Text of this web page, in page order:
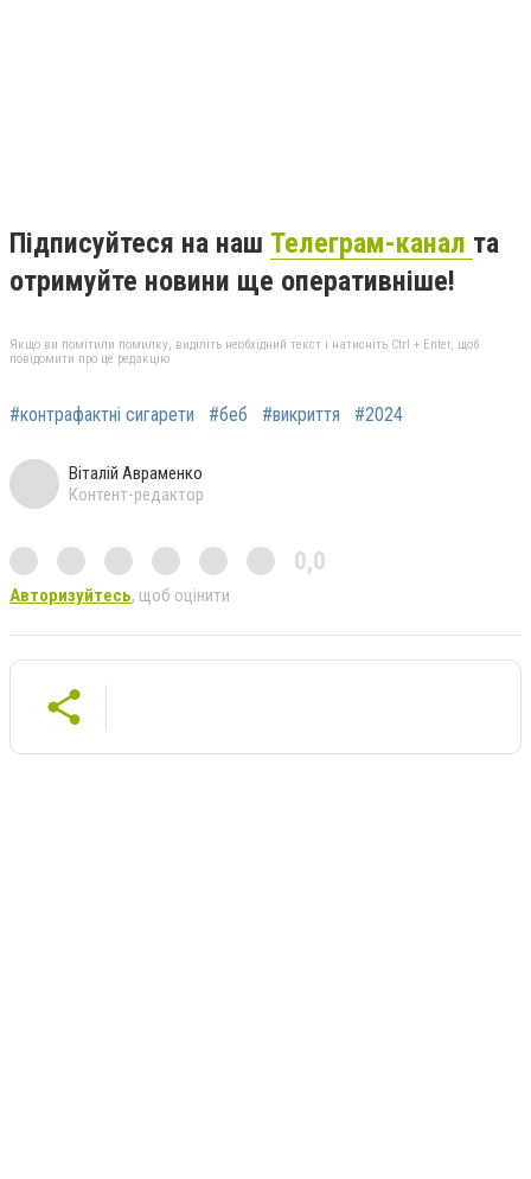
Підписуйтеся на наш Телеграм-канал та
отримуйте новини ще оперативніше!
Якщо ви помітили помилку, виділіть необхідний текст і натисніть Ctrl + Enter, щоб
повідомити про це редакцію
#контрафактні сигарети #беб #викриття #2024
Віталій Авраменко
Контент-редактор
0,0
Авторизуйтесь, щоб оцінити